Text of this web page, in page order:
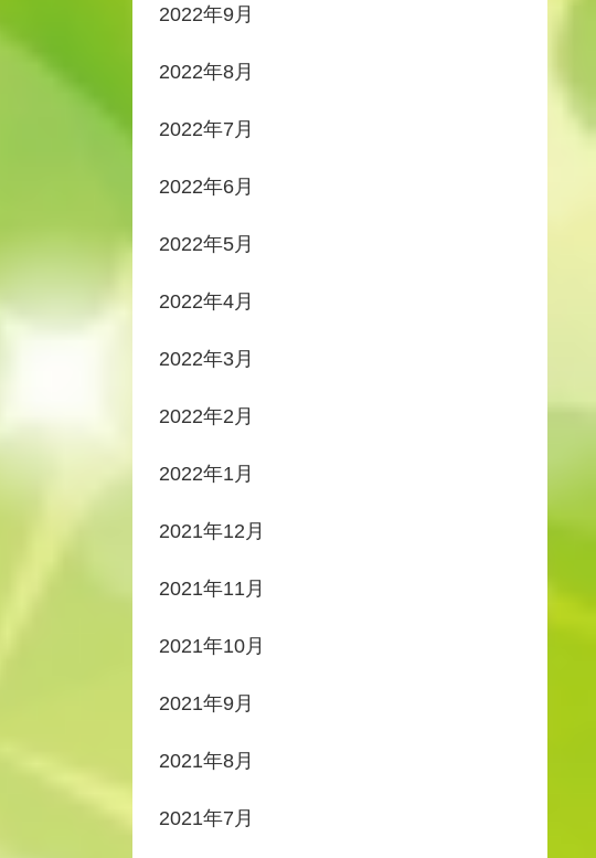
2022年9月
2022年8月
2022年7月
2022年6月
2022年5月
2022年4月
2022年3月
2022年2月
2022年1月
2021年12月
2021年11月
2021年10月
2021年9月
2021年8月
2021年7月